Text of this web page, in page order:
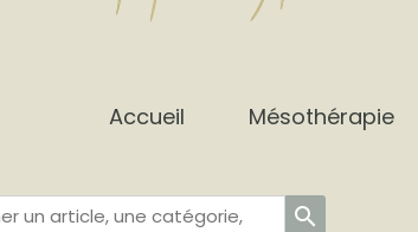
Accueil Mésothérapie
search